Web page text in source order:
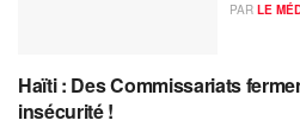
PAR LE
POLICE
Haïti : Des Commissariats
insécurité !